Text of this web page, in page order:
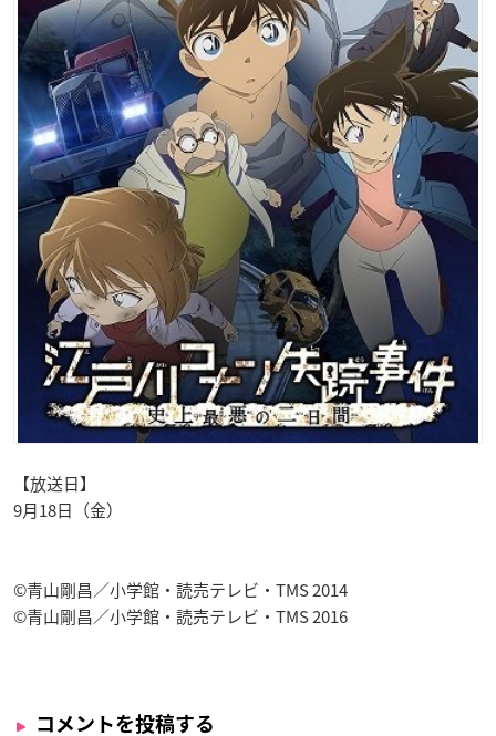
【放送日】
9月18日（金）
©青山剛昌／小学館・読売テレビ・TMS 2014
©青山剛昌／小学館・読売テレビ・TMS 2016
コメントを投稿する